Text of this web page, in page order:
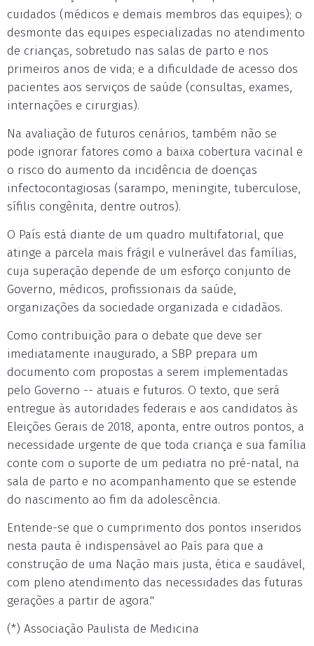
cuidados (médicos e demais membros das equipes); o
desmonte das equipes especializadas no atendimento
de crianças, sobretudo nas salas de parto e nos
primeiros anos de vida; e a dificuldade de acesso dos
pacientes aos serviços de saúde (consultas, exames,
internações e cirurgias).
Na avaliação de futuros cenários, também não se
pode ignorar fatores como a baixa cobertura vacinal e
o risco do aumento da incidência de doenças
infectocontagiosas (sarampo, meningite, tuberculose,
sífilis congênita, dentre outros).
O País está diante de um quadro multifatorial, que
atinge a parcela mais frágil e vulnerável das famílias,
cuja superação depende de um esforço conjunto de
Governo, médicos, profissionais da saúde,
organizações da sociedade organizada e cidadãos.
Como contribuição para o debate que deve ser
imediatamente inaugurado, a SBP prepara um
documento com propostas a serem implementadas
pelo Governo -- atuais e futuros. O texto, que será
entregue às autoridades federais e aos candidatos às
Eleições Gerais de 2018, aponta, entre outros pontos, a
necessidade urgente de que toda criança e sua família
conte com o suporte de um pediatra no pré-natal, na
sala de parto e no acompanhamento que se estende
do nascimento ao fim da adolescência.
Entende-se que o cumprimento dos pontos inseridos
nesta pauta é indispensável ao País para que a
construção de uma Nação mais justa, ética e saudável,
com pleno atendimento das necessidades das futuras
gerações a partir de agora."
(*) Associação Paulista de Medicina